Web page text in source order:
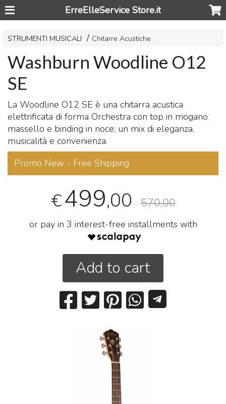
ErreElleService Store.it
STRUMENTI MUSICALI Chitarre Acustiche
Washburn Woodline O12
SE
La Woodline O12 SE è una chitarra acustica
elettrificata di forma Orchestra con top in mogano
massello e binding in noce; un mix di eleganza,
musicalità e convenienza.
Promo New - Free Shipping
€499,00 570,00
or pay in 3 interest-free installments with
Add to cart